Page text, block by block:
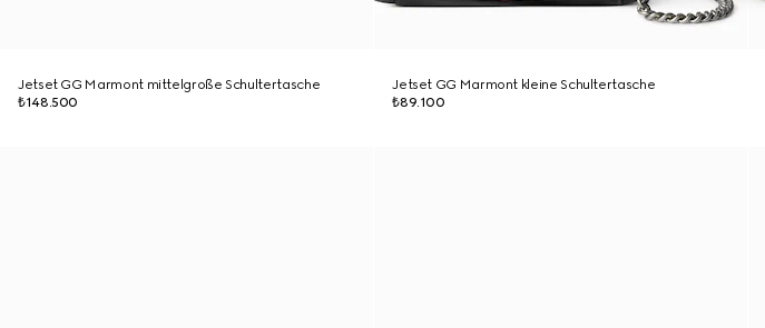
Jetset GG Marmont mittelgroße Schultertasche
₺148.500
Jetset GG Marmont kleine Schultertasche
₺89.100